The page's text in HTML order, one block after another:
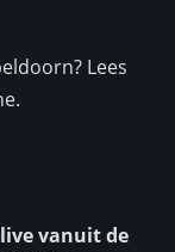
Lees
vanuit de